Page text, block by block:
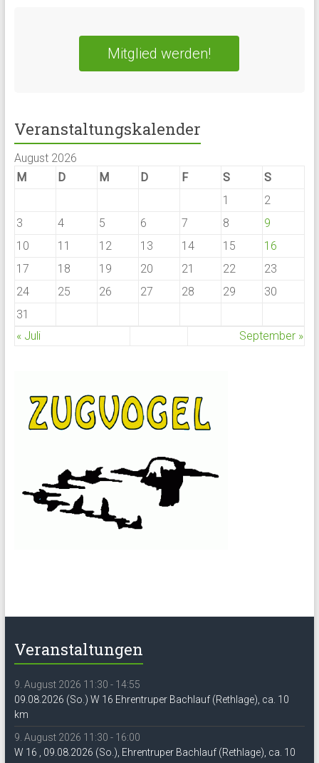
Mitglied werden!
Veranstaltungskalender
August 2026
M
D M D F S
S
1
2
3
4 5 6 7 8
9
10
11 12 13 14 15
16
17
18 19 20 21 22
23
24
25 26 27 28 29
30
31
« Juli
September »
Veranstaltungen
9. August 2026 11:30 - 14:55
09.08.2026 (So.) W 16 Ehrentruper Bachlauf (Rethlage), ca. 10
km
9. August 2026 11:30 - 16:00
W 16 , 09.08.2026 (So.), Ehrentruper Bachlauf (Rethlage), ca. 10